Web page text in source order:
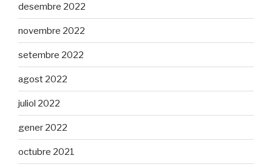
desembre 2022
novembre 2022
setembre 2022
agost 2022
juliol 2022
gener 2022
octubre 2021